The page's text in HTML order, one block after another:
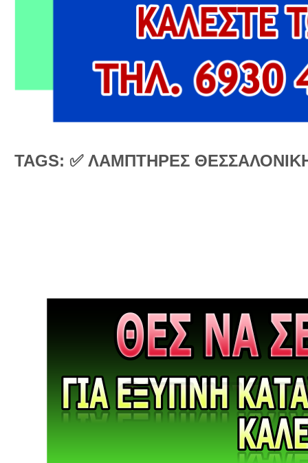
TAGS: ✅ ΛΑΜΠΤΗΡΕΣ